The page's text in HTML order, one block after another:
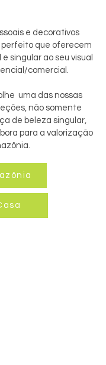
e decorativos
que oferecem
singular ao seu visual
comercial.
uma das nossas
não somente
de beleza singular,
para a valorização